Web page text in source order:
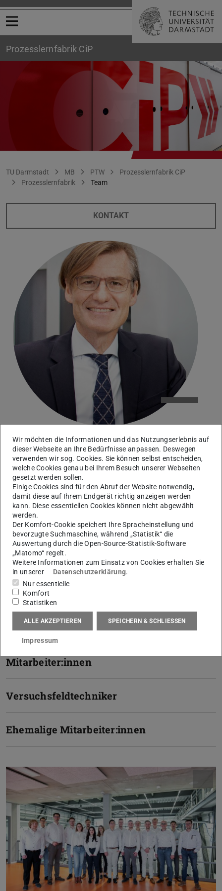
Menü öffnen
Prozesslernfabrik CiP
Sie befinden sich hier:
TU Darmstadt MB PTW
Prozesslernfabrik CiP
Prozesslernfabrik
Team
KONTAKT
Prof. Dr.-Ing. J. Metternich Institutsleiter PTW
Die Prozesslernfabrik CiP ist Ihr Partner für die
schlanke, digitale Transformation
Vitae Prof. Dr.-Ing. J. Metternich
Team CiP
Leitung
Assistenz
Mitarbeiter:innen
Versuchsfeldtechniker
Ehemalige Mitarbeiter:innen
Wir möchten die Informationen und das Nutzungserlebnis auf
dieser Webseite an Ihre Bedürfnisse anpassen. Deswegen
verwenden wir sog. Cookies. Sie können selbst entscheiden,
welche Cookies genau bei Ihrem Besuch unserer Webseiten
gesetzt werden sollen.
Einige Cookies sind für den Abruf der Website notwendig,
damit diese auf Ihrem Endgerät richtig anzeigen werden
kann. Diese essentiellen Cookies können nicht abgewählt
werden.
Der Komfort-Cookie speichert Ihre Spracheinstellung und
bevorzugte Suchmaschine, während „Statistik“ die
Auswertung durch die Open-Source-Statistik-Software
„Matomo“ regelt.
Weitere Informationen zum Einsatz von Cookies erhalten Sie
in unserer
Datenschutzerklärung.
Nur essentielle
Komfort
Statistiken
ALLE AKZEPTIEREN SPEICHERN & SCHLIESSEN
Impressum